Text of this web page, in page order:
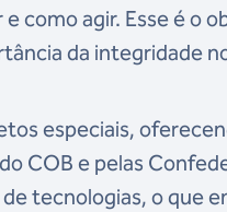
como agir. Esse é o
da integridade
especiais,
COB e pelas
tecnologias, o que